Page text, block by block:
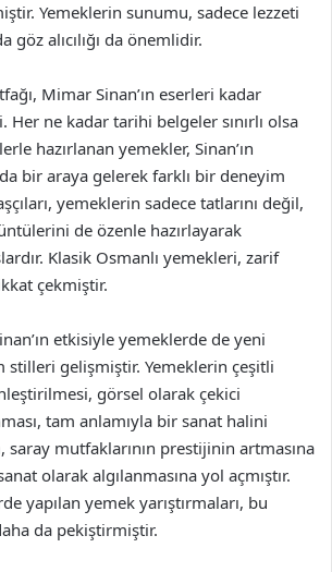
Yemeklerin sunumu, sadece lezzeti
göz alıcılığı da önemlidir.
Mimar Sinan’ın eserleri kadar
Her ne kadar tarihi belgeler sınırlı olsa
hazırlanan yemekler, Sinan’ın
bir araya gelerek farklı bir deneyim
yemeklerin sadece tatlarını değil,
de özenle hazırlayarak
Klasik Osmanlı yemekleri, zarif
çekmiştir.
etkisiyle yemeklerde de yeni
stilleri gelişmiştir. Yemeklerin çeşitli
görsel olarak çekici
tam anlamıyla bir sanat halini
saray mutfaklarının prestijinin artmasına
olarak algılanmasına yol açmıştır.
yapılan yemek yarıştırmaları, bu
da pekiştirmiştir.